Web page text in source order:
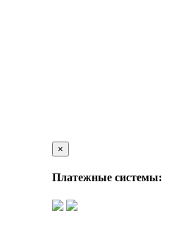
×
Платежные системы: